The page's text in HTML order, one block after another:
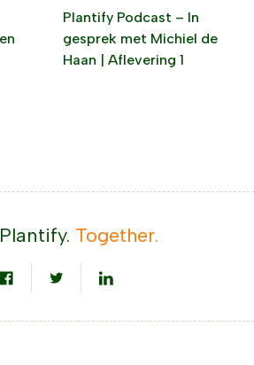
Plantify Podcast – In
gesprek met Michiel de
Haan | Aflevering 1
Together.